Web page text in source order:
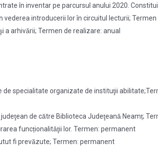
în inventar pe parcursul anului 2020.
introducerii lor în circuitul lecturii;
a arhivării; Termen de realizare: anual
specialitate organizate de instituţii
de către Biblioteca Judeţeană Neamț;
funcționalităţii lor. Termen: permanent
fi prevăzute; Termen: permanent